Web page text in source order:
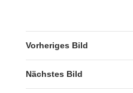
Vorheriges Bild
Nächstes Bild